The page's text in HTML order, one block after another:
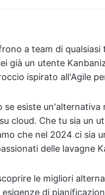
a team di
già un utente
ispirato all'Agile
se esiste
cloud. Che tu sia un
che nel 2024 ci sia
delle lavagne
le migliori
di